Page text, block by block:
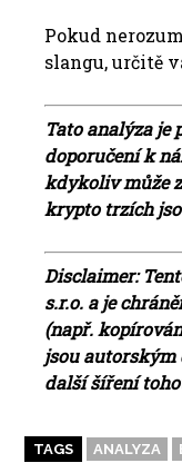
Pokud
slangu, určitě
Tato analýza je
doporučení k
kdykoliv může
krypto trzích
Disclaimer:
s.r.o. a je
(např.
jsou autorským
další šíření
TAGS ANALYZA